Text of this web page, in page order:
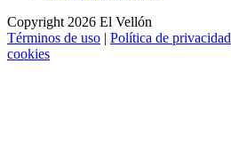
Copyright 2026 El Vellón
Términos de uso | Política de privacidad
cookies